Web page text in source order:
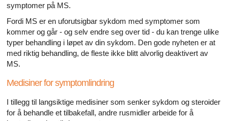
symptomer på MS.
Fordi MS er en uforutsigbar sykdom med symptomer som
kommer og går - og selv endre seg over tid - du kan trenge ulike
typer behandling i løpet av din sykdom. Den gode nyheten er at
med riktig behandling, de fleste ikke blitt alvorlig deaktivert av
MS.
Medisiner for symptomlindring
I tillegg til langsiktige medisiner som senker sykdom og steroider
for å behandle et tilbakefall, andre rusmidler arbeide for å